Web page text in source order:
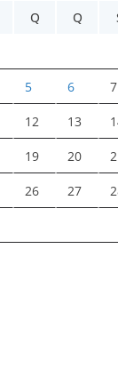
Q Q
5 6 7
12 13
19 20
26 27